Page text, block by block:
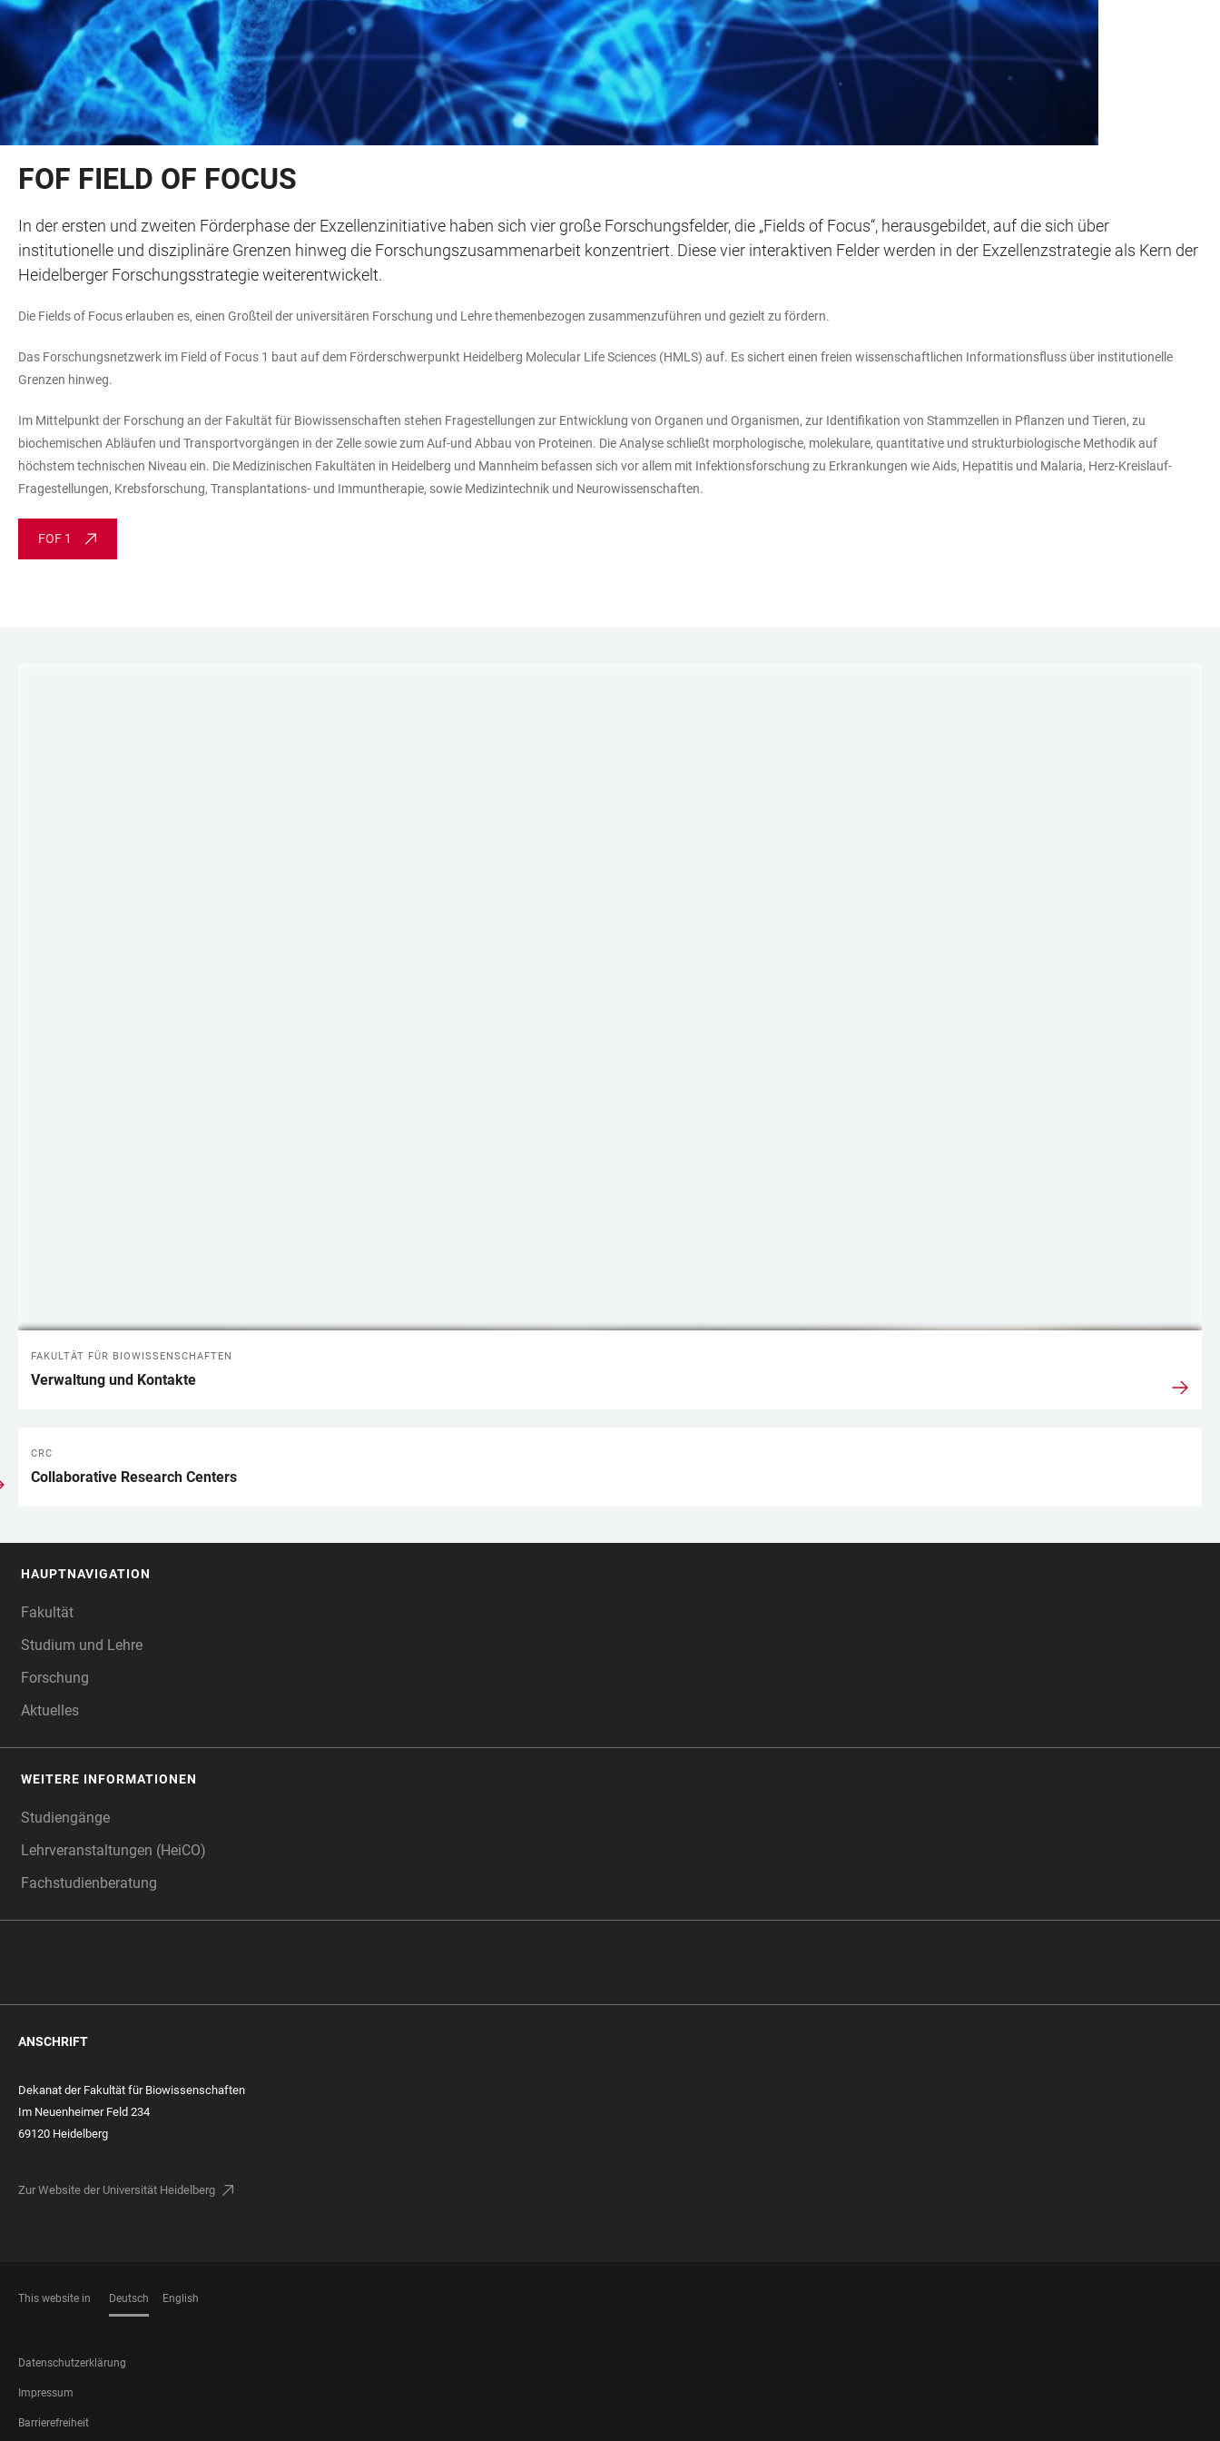
FOF FIELD OF FOCUS
In der ersten und zweiten Förderphase der Exzellenzinitiative haben sich vier große Forschungsfelder, die „Fields of Focus“, herausgebildet, auf die sich über
institutionelle und disziplinäre Grenzen hinweg die Forschungszusammenarbeit konzentriert. Diese vier interaktiven Felder werden in der Exzellenzstrategie als Kern der
Heidelberger Forschungsstrategie weiterentwickelt.
Die Fields of Focus erlauben es, einen Großteil der universitären Forschung und Lehre themenbezogen zusammenzuführen und gezielt zu fördern.
Das Forschungsnetzwerk im Field of Focus 1 baut auf dem Förderschwerpunkt Heidelberg Molecular Life Sciences (HMLS) auf. Es sichert einen freien wissenschaftlichen Informationsfluss über institutionelle
Grenzen hinweg.
Im Mittelpunkt der Forschung an der Fakultät für Biowissenschaften stehen Fragestellungen zur Entwicklung von Organen und Organismen, zur Identifikation von Stammzellen in Pflanzen und Tieren, zu
biochemischen Abläufen und Transportvorgängen in der Zelle sowie zum Auf-und Abbau von Proteinen. Die Analyse schließt morphologische, molekulare, quantitative und strukturbiologische Methodik auf
höchstem technischen Niveau ein. Die Medizinischen Fakultäten in Heidelberg und Mannheim befassen sich vor allem mit Infektionsforschung zu Erkrankungen wie Aids, Hepatitis und Malaria, Herz-Kreislauf-
Fragestellungen, Krebsforschung, Transplantations- und Immuntherapie, sowie Medizintechnik und Neurowissenschaften.
FOF 1
FAKULTÄT FÜR BIOWISSENSCHAFTEN
Verwaltung und Kontakte
CRC
Collaborative Research Centers
HAUPTNAVIGATION
Fakultät
Studium und Lehre
Forschung
Aktuelles
WEITERE INFORMATIONEN
Studiengänge
Lehrveranstaltungen (HeiCO)
Fachstudienberatung
ANSCHRIFT
Dekanat der Fakultät für Biowissenschaften
Im Neuenheimer Feld 234
69120 Heidelberg
Zur Website der Universität Heidelberg
This website in Deutsch English
FOOTER
LEGAL
Datenschutzerklärung
Impressum
Barrierefreiheit